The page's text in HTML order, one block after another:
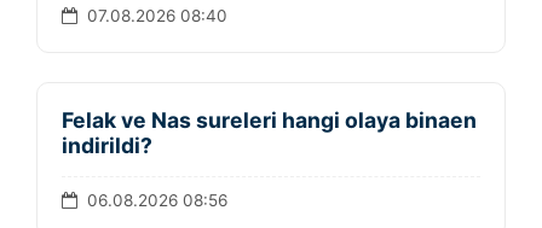
07.08.2026 08:40
Felak ve Nas sureleri hangi olaya binaen
indirildi?
06.08.2026 08:56